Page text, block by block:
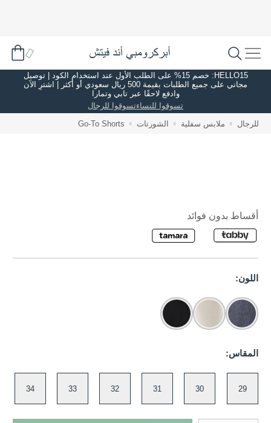
HELLO15: خصم 15% على الطلب الأول عند استخدام الكود | توصيل
مجاني على جميع الطلبات بقيمة 500 ريال سعودي أو أكثر | اشترِ الآن
وادفع لاحقًا عبر تابي وتمارا
تسوقوا للنساءتسوقوا للرجال
للرجال ملابس سفلية الشورتات Go-To Shorts
أقساط بدون فوائد
اللون:
المقاس:
29
30
31
32
33
34